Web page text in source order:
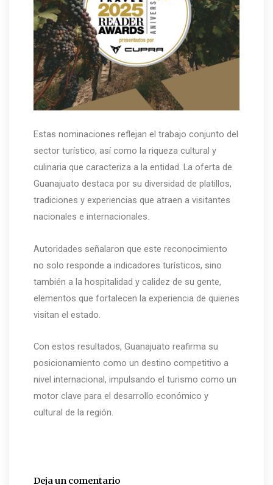
Estas nominaciones reflejan el trabajo conjunto del
sector turístico, así como la riqueza cultural y
culinaria que caracteriza a la entidad. La oferta de
Guanajuato destaca por su diversidad de platillos,
tradiciones y experiencias que atraen a visitantes
nacionales e internacionales.
Autoridades señalaron que este reconocimiento
no solo responde a indicadores turísticos, sino
también a la hospitalidad y calidez de su gente,
elementos que fortalecen la experiencia de quienes
visitan el estado.
Con estos resultados, Guanajuato reafirma su
posicionamiento como un destino competitivo a
nivel internacional, impulsando el turismo como un
motor clave para el desarrollo económico y
cultural de la región.
Deja un comentario